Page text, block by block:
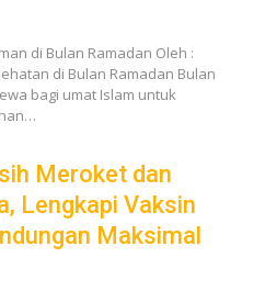
di Bulan Ramadan Oleh :
di Bulan Ramadan Bulan
bagi umat Islam untuk
Meroket dan
Lengkapi Vaksin
Maksimal